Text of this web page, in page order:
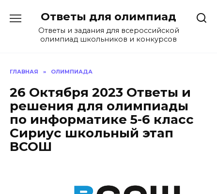
содержанию
Ответы для олимпиад
Ответы и задания для всероссийской
олимпиад школьников и конкурсов
ГЛАВНАЯ » ОЛИМПИАДА
26 Октября 2023 Ответы и
решения для олимпиады
по информатике 5-6 класс
Сириус школьный этап
ВСОШ